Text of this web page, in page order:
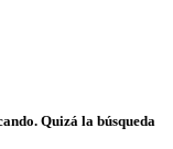
Quizá la búsqueda